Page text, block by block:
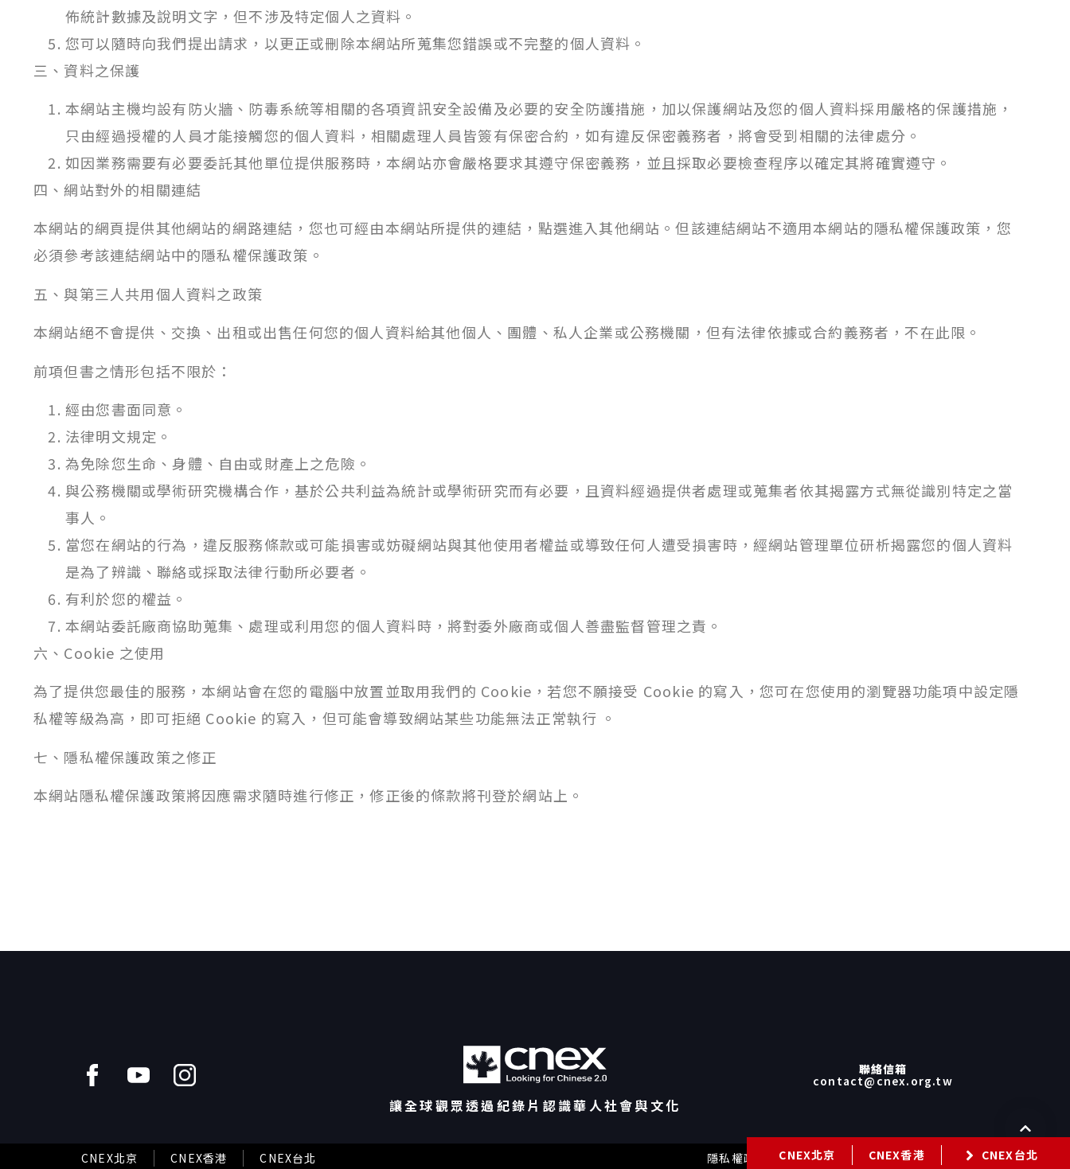
佈統計數據及說明文字，但不涉及特定個人之資料。
您可以隨時向我們提出請求，以更正或刪除本網站所蒐集您錯誤或不完整的個人資料。
三、資料之保護
本網站主機均設有防火牆、防毒系統等相關的各項資訊安全設備及必要的安全防護措施，加以保護網站及您的個人資料採用嚴格的保護措施，
只由經過授權的人員才能接觸您的個人資料，相關處理人員皆簽有保密合約，如有違反保密義務者，將會受到相關的法律處分。
如因業務需要有必要委託其他單位提供服務時，本網站亦會嚴格要求其遵守保密義務，並且採取必要檢查程序以確定其將確實遵守。
四、網站對外的相關連結
本網站的網頁提供其他網站的網路連結，您也可經由本網站所提供的連結，點選進入其他網站。但該連結網站不適用本網站的隱私權保護政策，您
必須參考該連結網站中的隱私權保護政策。
五、與第三人共用個人資料之政策
本網站絕不會提供、交換、出租或出售任何您的個人資料給其他個人、團體、私人企業或公務機關，但有法律依據或合約義務者，不在此限。
前項但書之情形包括不限於：
經由您書面同意。
法律明文規定。
為免除您生命、身體、自由或財產上之危險。
與公務機關或學術研究機構合作，基於公共利益為統計或學術研究而有必要，且資料經過提供者處理或蒐集者依其揭露方式無從識別特定之當
事人。
當您在網站的行為，違反服務條款或可能損害或妨礙網站與其他使用者權益或導致任何人遭受損害時，經網站管理單位研析揭露您的個人資料
是為了辨識、聯絡或採取法律行動所必要者。
有利於您的權益。
本網站委託廠商協助蒐集、處理或利用您的個人資料時，將對委外廠商或個人善盡監督管理之責。
六、Cookie 之使用
為了提供您最佳的服務，本網站會在您的電腦中放置並取用我們的 Cookie，若您不願接受 Cookie 的寫入，您可在您使用的瀏覽器功能項中設定隱
私權等級為高，即可拒絕 Cookie 的寫入，但可能會導致網站某些功能無法正常執行 。
七、隱私權保護政策之修正
本網站隱私權保護政策將因應需求隨時進行修正，修正後的條款將刊登於網站上。
CNEX北京 CNEX香港 CNEX台北
讓全球觀眾透過紀錄片認識華人社會與文化
聯絡信箱
contact@cnex.org.tw
CNEX北京 CNEX香港 CNEX台北 隱私權政策 網站使用規範 GDPR隱私保護